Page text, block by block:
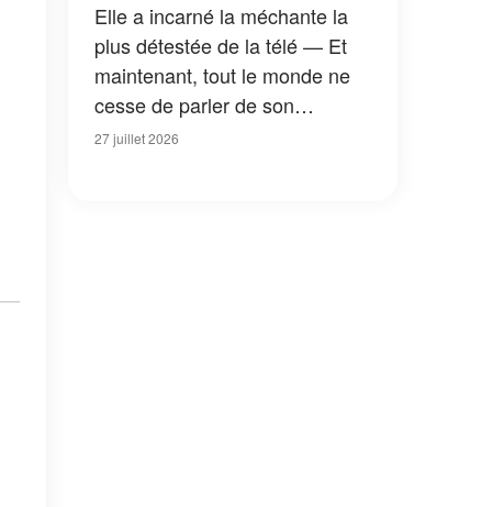
Elle a incarné la méchante la
plus détestée de la télé — Et
maintenant, tout le monde ne
cesse de parler de son
apparition dans la nouvelle
27 juillet 2026